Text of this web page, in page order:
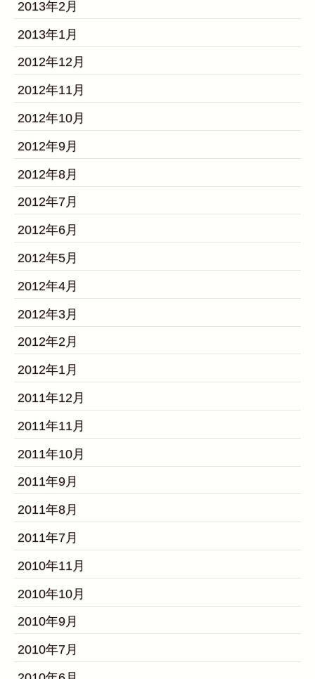
2013年2月
2013年1月
2012年12月
2012年11月
2012年10月
2012年9月
2012年8月
2012年7月
2012年6月
2012年5月
2012年4月
2012年3月
2012年2月
2012年1月
2011年12月
2011年11月
2011年10月
2011年9月
2011年8月
2011年7月
2010年11月
2010年10月
2010年9月
2010年7月